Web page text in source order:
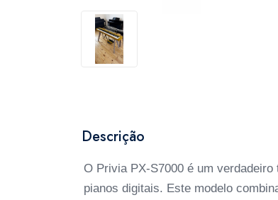
Descrição
O Privia PX-S7000 é um
pianos digitais. Este modelo